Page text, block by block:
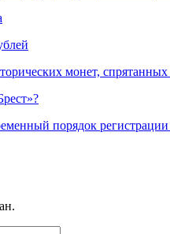
монет, спрятанных
порядок